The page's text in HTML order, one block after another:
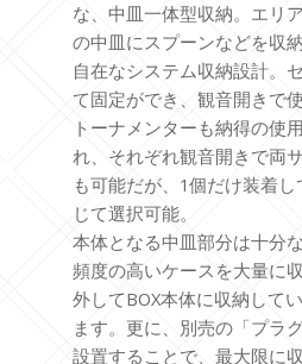
な、中皿一体型収納。エリ
の中皿にスプーンなどを収
自在なシステム収納設計。
て固定ができ、観音開きで
トーナメンターも納得の使
れ、それぞれ観音開きで両
も可能だが、1個だけ装着
じて選択可能。
本体となる中皿部分は十分
頻度の高いケースを大量に
外してBOX本体に収納して
ます。更に、別売の「プラ
設置することで、最大限に